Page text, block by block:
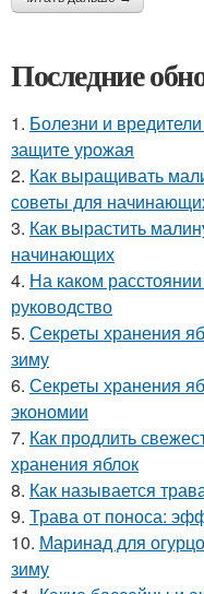
Последние
1. Болезни и
защите урожая
2. Как выращивать
советы для
3. Как вырастить
начинающих
4. На каком
руководство
5. Секреты хранения
зиму
6. Секреты хранения
экономии
7. Как продлить
хранения яблок
8. Как называется
9. Трава от поноса:
10. Маринад для
зиму